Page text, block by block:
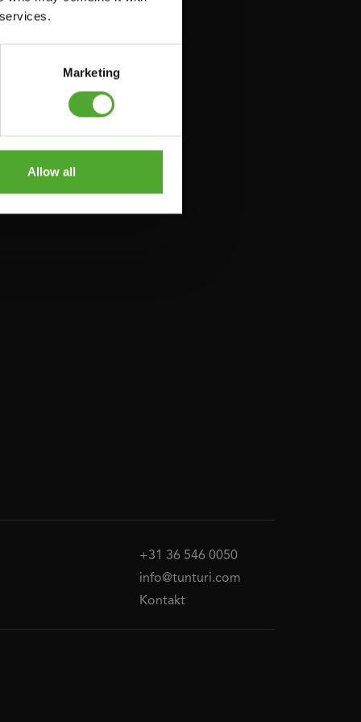
Marketing
Allow all
+31 36 546 0050
info@tunturi.com
Kontakt